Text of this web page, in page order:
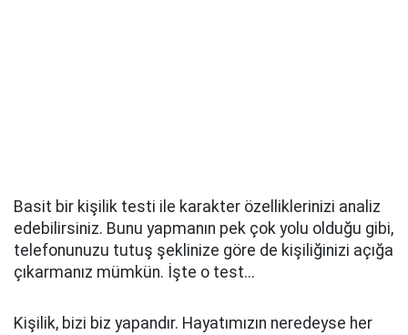
Basit bir kişilik testi ile karakter özelliklerinizi analiz
edebilirsiniz. Bunu yapmanın pek çok yolu olduğu gibi,
telefonunuzu tutuş şeklinize göre de kişiliğinizi açığa
çıkarmanız mümkün. İşte o test...
Kişilik, bizi biz yapandır. Hayatımızın neredeyse her